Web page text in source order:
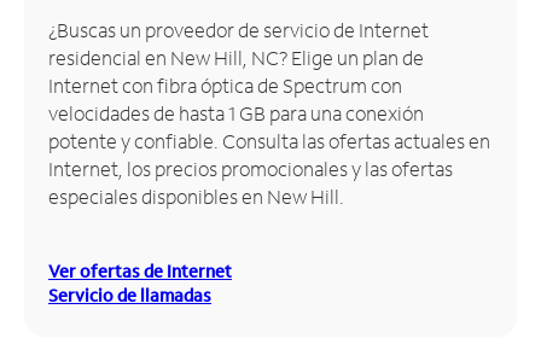
Inglés
Administrar
cuenta
Encuentra
una
tienda
¿Buscas un proveedor de servicio de Internet
residencial en New Hill, NC? Elige un plan de
Internet con fibra óptica de Spectrum con
velocidades de hasta 1 GB para una conexión
potente y confiable. Consulta las ofertas actuales en
Internet, los precios promocionales y las ofertas
especiales disponibles en New Hill.
Ver ofertas de Internet
Servicio de llamadas